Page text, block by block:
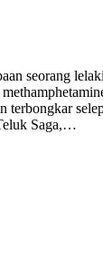
seorang
terbongkar
Saga,…